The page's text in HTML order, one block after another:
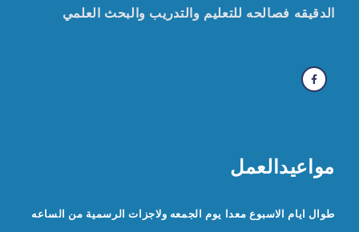
الدقيقه فصالحه للتعليم والتدريب والبحث العلمي
مواعيدالعمل
طوال ايام الاسبوع معدا يوم الجمعه ولاجزات الرسمية من الساعه